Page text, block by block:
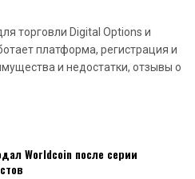
торговли Digital Options и
платформа, регистрация и
и недостатки, отзывы о
Worldcoin после серии